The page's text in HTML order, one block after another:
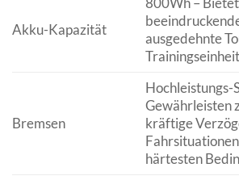
Akku-Kapazität
ausgedehnte
Bremsen
Hochleistungs-
Gewährleisten
kräftige
härtesten